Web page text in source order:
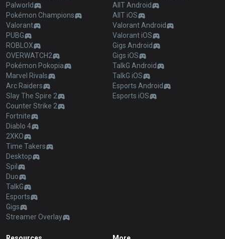
Palworld
Pokémon Champions
Valorant
PUBG
ROBLOX
OVERWATCH2
Pokémon Pokopia
Marvel Rivals
Arc Raiders
Slay The Spire 2
Counter Strike 2
Fortnite
Diablo 4
2XKO
Time Takers
Desktop
Spil
Duo
TalkG
Esports
Gigs
Streamer Overlay
AllT Android
AllT iOS
Valorant Android
Valorant iOS
Gigs Android
Gigs iOS
TalkG Android
TalkG iOS
Esports Android
Esports iOS